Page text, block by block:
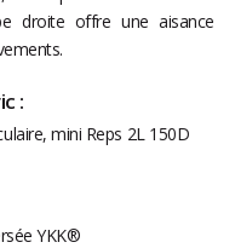
droite offre une aisance
:
mini Reps 2L 150D
YKK®